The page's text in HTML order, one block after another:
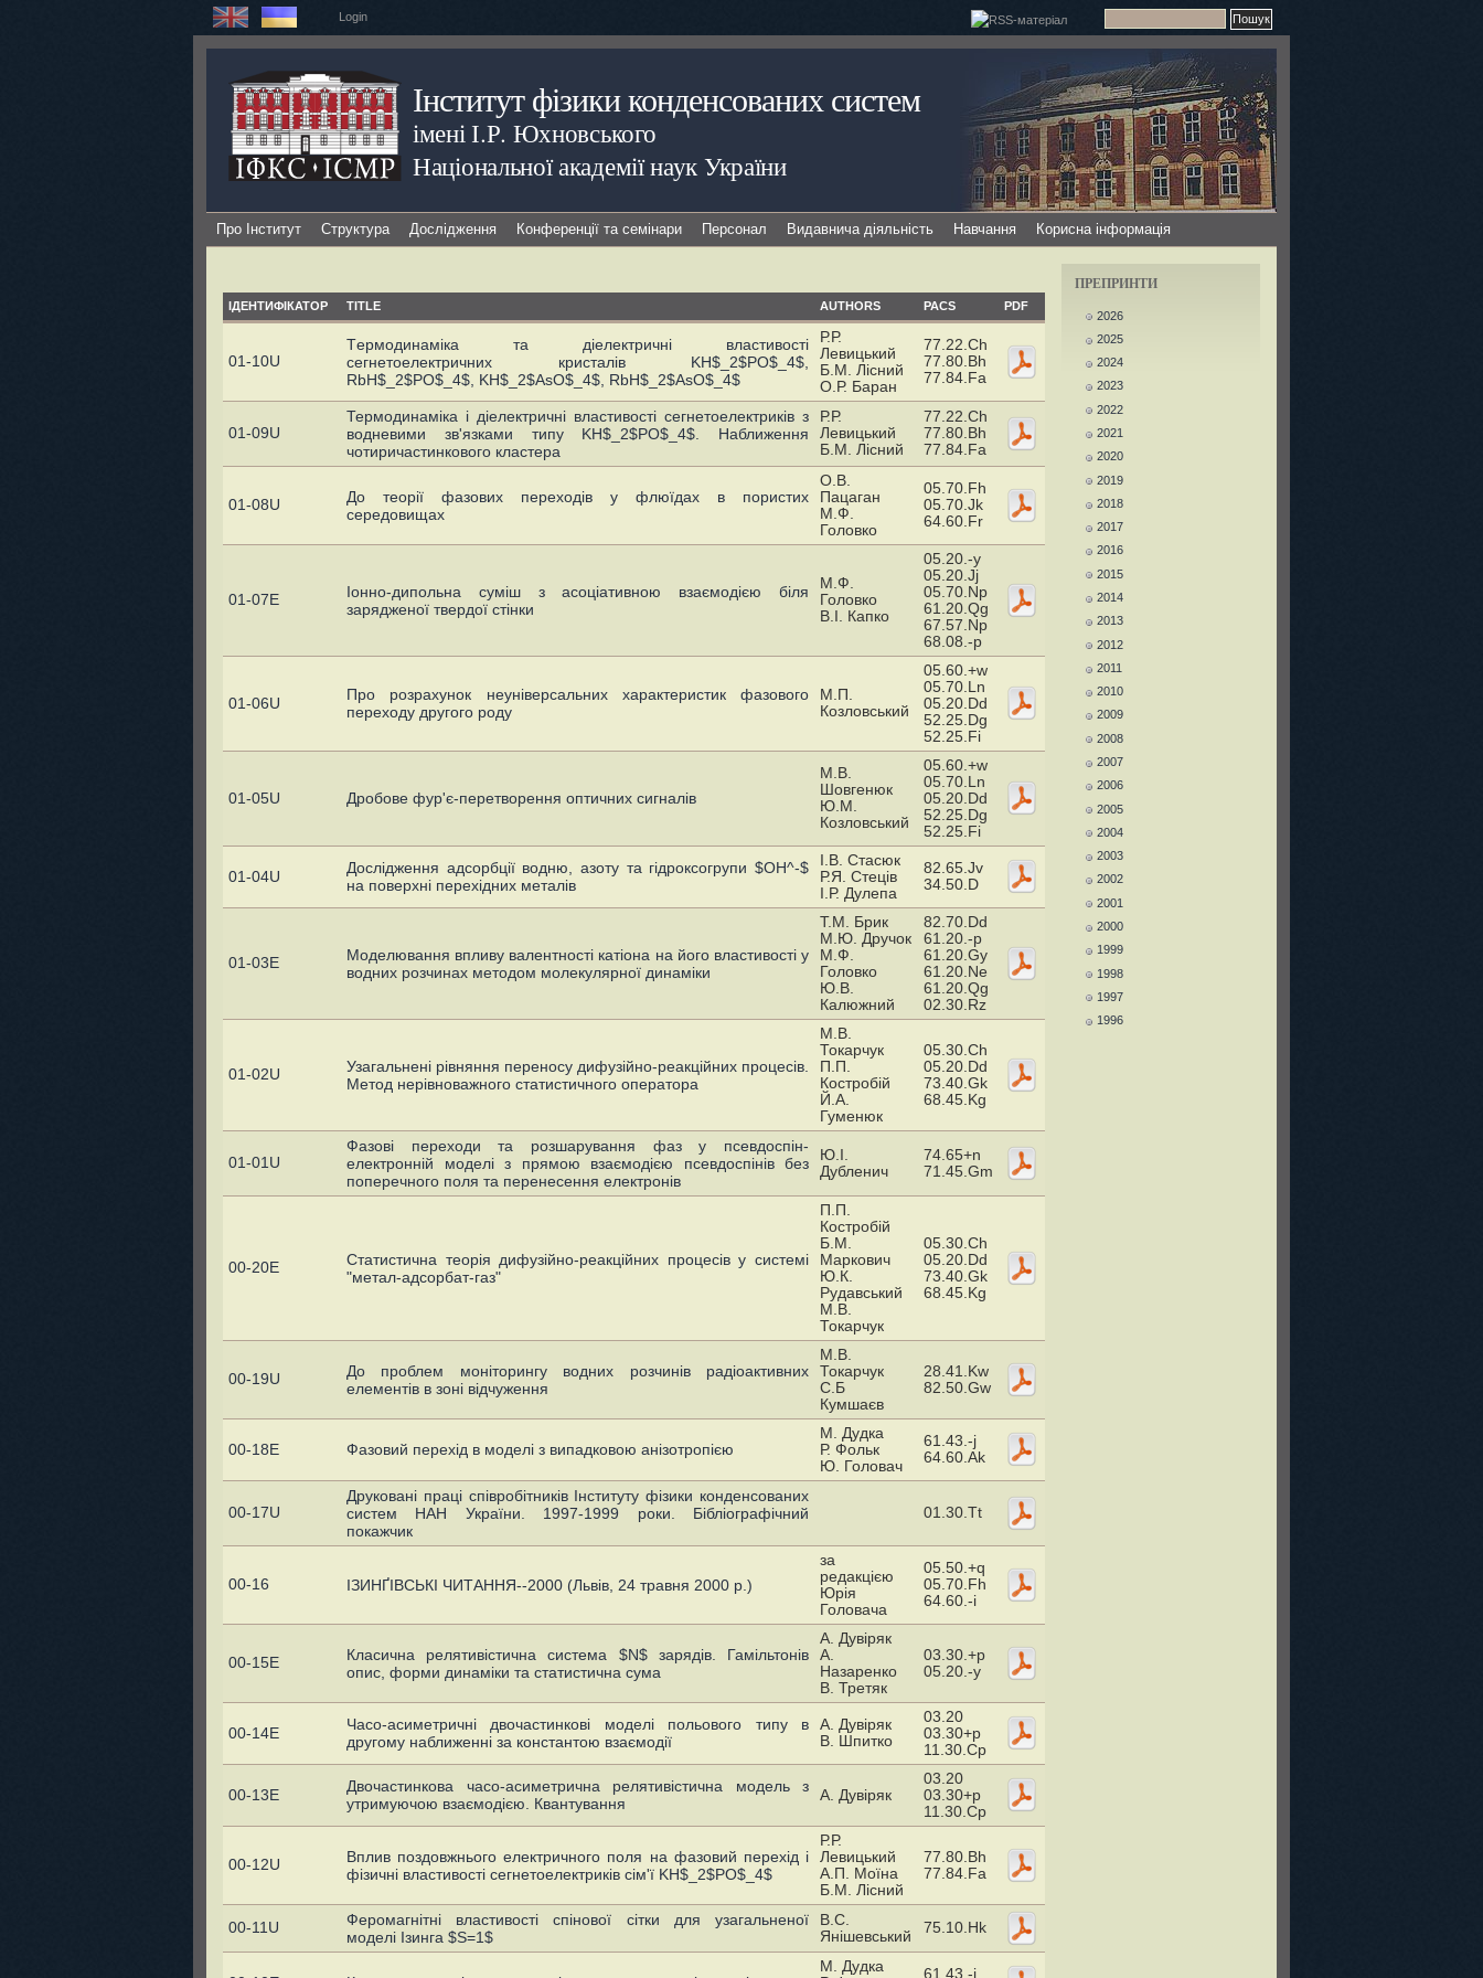
Login
Інститут фізики конденсованих систем
імені І.Р. Юхновського
Національної академії наук України
Про Інститут Структура Дослідження Конференції та семінари Персонал Видавнича діяльність Навчання Корисна інформація
ІДЕНТИФІКАТОР TITLE AUTHORS PACS PDF
01-10U
Tермодинамікa та діелектричнi властивостi
сегнетоелектричних кристалів KH$_2$PO$_4$,
RbH$_2$PO$_4$, KH$_2$AsO$_4$, RbH$_2$AsO$_4$
Р.Р.
Левицький
Б.М. Лісний
О.Р. Баран
77.22.Ch
77.80.Bh
77.84.Fa
01-09U
Термодинаміка і діелектричні властивості сегнетоелектриків з
водневими зв'язками типу KH$_2$PO$_4$. Наближення
чотиричастинкового кластера
Р.Р.
Левицький
Б.М. Лісний
77.22.Ch
77.80.Bh
77.84.Fa
01-08U
До теорії фазових переходів у флюїдах в пористих
середовищах
О.В.
Пацаган
М.Ф.
Головко
05.70.Fh
05.70.Jk
64.60.Fr
01-07E
Іонно-дипольна суміш з асоціативною взаємодією біля
зарядженої твердої стінки
М.Ф.
Головко
В.І. Капко
05.20.-y
05.20.Jj
05.70.Np
61.20.Qg
67.57.Np
68.08.-p
01-06U
Про розрахунок неуніверсальних характеристик фазового
переходу другого роду
М.П.
Козловський
05.60.+w
05.70.Ln
05.20.Dd
52.25.Dg
52.25.Fi
01-05U Дробове фур'є-перетворення оптичних сигналів
М.В.
Шовгенюк
Ю.М.
Козловський
05.60.+w
05.70.Ln
05.20.Dd
52.25.Dg
52.25.Fi
01-04U
Дослідження адсорбції водню, азоту та гідроксогрупи $OH^-$
на поверхні перехідних металів
І.В. Стасюк
Р.Я. Стеців
І.Р. Дулепа
82.65.Jv
34.50.D
01-03E
Моделювання впливу валентності катіона на його властивості у
водних розчинах методом молекулярної динаміки
Т.М. Брик
М.Ю. Дручок
М.Ф.
Головко
Ю.В.
Калюжний
82.70.Dd
61.20.-p
61.20.Gy
61.20.Ne
61.20.Qg
02.30.Rz
01-02U
Узагальнені рівняння переносу дифузійно-реакційних процесів.
Метод нерівноважного статистичного оператора
М.В.
Токарчук
П.П.
Костробій
Й.А.
Гуменюк
05.30.Ch
05.20.Dd
73.40.Gk
68.45.Kg
01-01U
Фазовi переходи та розшарування фаз у псевдоспiн-
електроннiй моделi з прямою взаємодiєю псевдоспiнiв без
поперечного поля та перенесення електронiв
Ю.І.
Дубленич
74.65+n
71.45.Gm
00-20E
Статистична теорія дифузійно-реакційних процесів у системі
"метал-адсорбат-газ"
П.П.
Костробій
Б.М.
Маркович
Ю.К.
Рудавський
М.В.
Токарчук
05.30.Ch
05.20.Dd
73.40.Gk
68.45.Kg
00-19U
До проблем моніторингу водних розчинів радіоактивних
елементів в зоні відчуження
М.В.
Токарчук
С.Б
Кумшаєв
28.41.Kw
82.50.Gw
00-18E Фазовий перехiд в моделi з випадковою анiзотропiєю
М. Дудка
Р. Фольк
Ю. Головач
61.43.-j
64.60.Ak
00-17U
Друковані праці співробітників Інституту фізики конденсованих
систем НАН України. 1997-1999 роки. Бібліографічний
покажчик
01.30.Tt
00-16 ІЗИНҐІВСЬКІ ЧИТАННЯ--2000 (Львів, 24 травня 2000 р.)
за
редакцією
Юрія
Головача
05.50.+q
05.70.Fh
64.60.-i
00-15E
Класична релятивістична система $N$ зарядів. Гамільтонів
опис, форми динаміки та статистична сума
А. Дувіряк
А.
Назаренко
В. Третяк
03.30.+p
05.20.-y
00-14E
Часо-асиметричні двочастинкові моделі польового типу в
другому наближенні за константою взаємодії
А. Дувіряк
В. Шпитко
03.20
03.30+p
11.30.Cp
00-13E
Двочастинкова часо-асиметрична релятивістична модель з
утримуючою взаємодією. Квантування
А. Дувіряк
03.20
03.30+p
11.30.Cp
00-12U
Вплив поздовжнього електричного поля на фазовий перехід і
фізичні властивості сегнетоелектриків сім'ї KH$_2$PO$_4$
Р.Р.
Левицький
А.П. Моїна
Б.М. Лісний
77.80.Bh
77.84.Fa
00-11U
Феромагнітні властивості спінової сітки для узагальненої
моделі Ізинга $S=1$
В.С.
Янішевський
75.10.Hk
М. Дудка
61.43.-j
ПРЕПРИНТИ
2026
2025
2024
2023
2022
2021
2020
2019
2018
2017
2016
2015
2014
2013
2012
2011
2010
2009
2008
2007
2006
2005
2004
2003
2002
2001
2000
1999
1998
1997
1996